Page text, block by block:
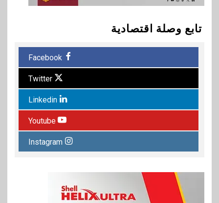
تابع وصلة اقتصادية
Facebook
Twitter
Linkedin
Youtube
Instagram